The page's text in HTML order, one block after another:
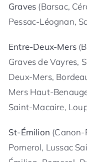
Graves (Barsac,
Pessac-Léognan,
Entre-Deux-Mers
Graves de Vayres,
Deux-Mers,
Mers Haut-
Saint-Macaire,
St-Émilion (Canon-
Pomerol, Lussac